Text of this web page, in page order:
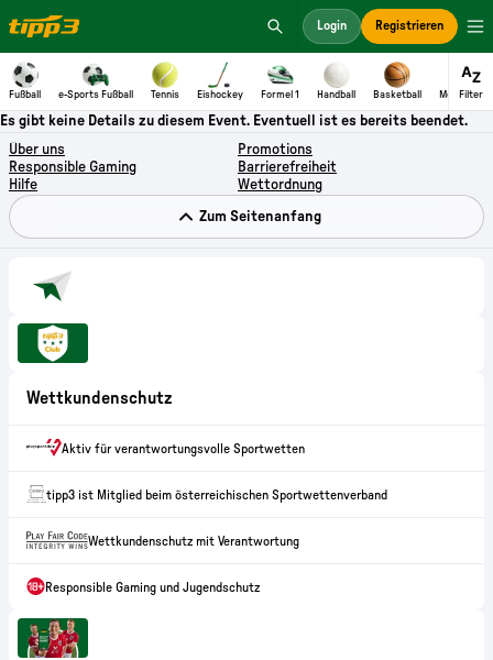
Es gibt keine Details zu diesem Event. Eventuell ist es bereits beendet.